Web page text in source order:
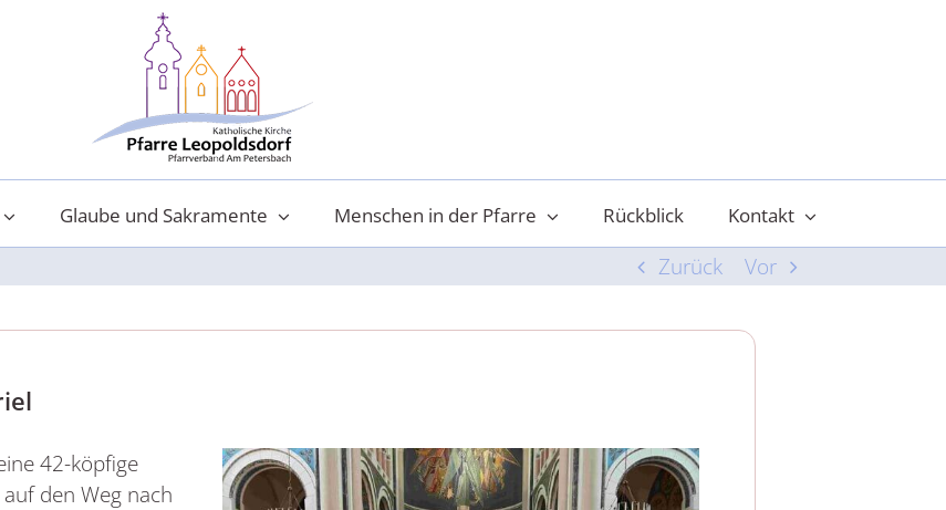
Glaube und Sakramente Menschen in der Pfarre Rückblick Kontakt
Zurück Vor
42-köpfige
den Weg nach